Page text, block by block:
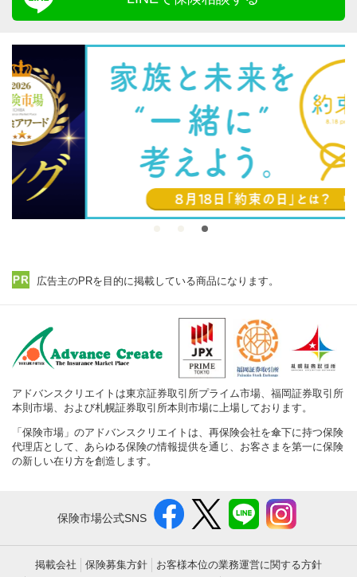
広告主のPRを目的に掲載している商品になります。
アドバンスクリエイトは東京証券取引所プライム市場、福岡証券取引所
本則市場、および札幌証券取引所本則市場に上場しております。
「保険市場」のアドバンスクリエイトは、再保険会社を傘下に持つ保険
代理店として、あらゆる保険の情報提供を通じ、お客さまを第一に保険
の新しい在り方を創造します。
保険市場公式SNS
掲載会社 保険募集方針 お客様本位の業務運営に関する方針